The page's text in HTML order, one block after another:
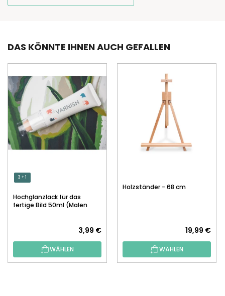
DAS KÖNNTE IHNEN AUCH GEFALLEN
3 + 1
Hochglanzlack für das
fertige Bild 50ml (Malen
3,99 €
WÄHLEN
Holzständer - 68 cm
19,99 €
WÄHLEN